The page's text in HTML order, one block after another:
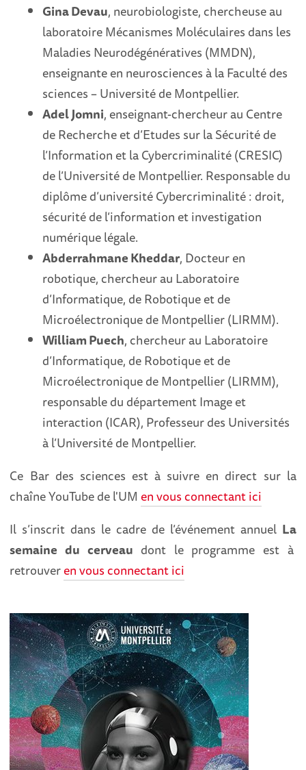
Gina Devau, neurobiologiste, chercheuse au
laboratoire Mécanismes Moléculaires dans les
Maladies Neurodégénératives (MMDN),
enseignante en neurosciences à la Faculté des
sciences – Université de Montpellier.
Adel Jomni, enseignant-chercheur au Centre
de Recherche et d’Etudes sur la Sécurité de
l’Information et la Cybercriminalité (CRESIC)
de l’Université de Montpellier. Responsable du
diplôme d’université Cybercriminalité : droit,
sécurité de l’information et investigation
numérique légale.
Abderrahmane Kheddar, Docteur en
robotique, chercheur au Laboratoire
d’Informatique, de Robotique et de
Microélectronique de Montpellier (LIRMM).
William Puech, chercheur au Laboratoire
d’Informatique, de Robotique et de
Microélectronique de Montpellier (LIRMM),
responsable du département Image et
interaction (ICAR), Professeur des Universités
à l’Université de Montpellier.
Ce Bar des sciences est à suivre en direct sur la
chaîne YouTube de l'UMen vous connectant ici
Il s’inscrit dans le cadre de l’événement annuel La
semaine du cerveau dont le programme est à
retrouveren vous connectant ici